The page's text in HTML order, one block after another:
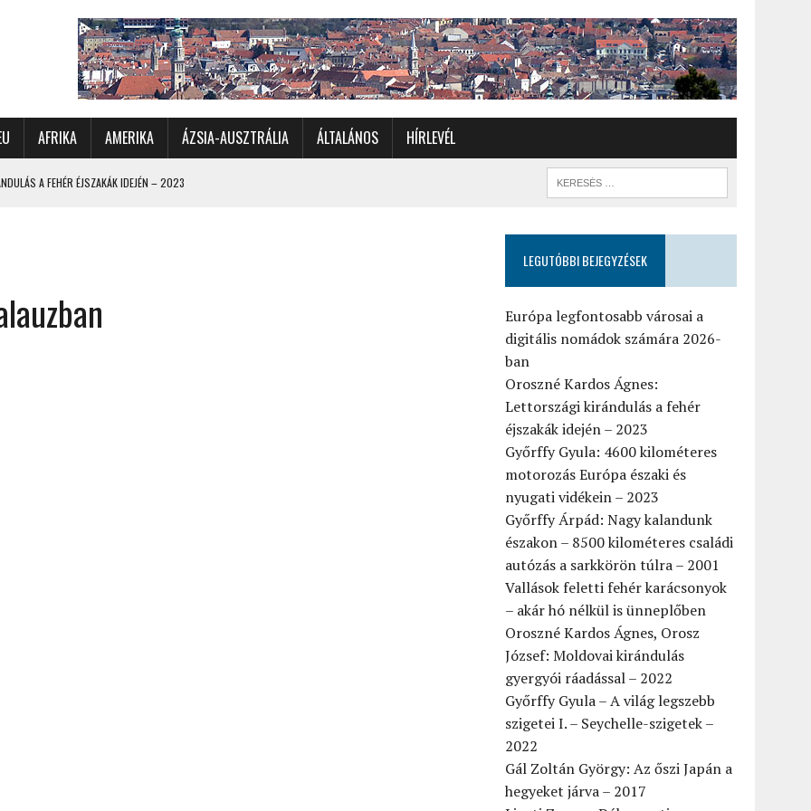
AFRIKA AMERIKA ÁZSIA-AUSZTRÁLIA ÁLTALÁNOS HÍRLEVÉL
EURÓPA ÉSZAKI ÉS NYUGATI VIDÉKEIN – 2023
GYERGYÓI RÁADÁSSAL – 2022
SZIGETEK – 2022
– 2017
SZLOVÉNIA, AUSZTRIA – 2021
ÉJSZAKÁK IDEJÉN – 2023
LEGUTÓBBI BEJEGYZÉSEK
Európa legfontosabb városai a
digitális nomádok számára 2026-
ban
Oroszné Kardos Ágnes:
Lettországi kirándulás a fehér
éjszakák idején – 2023
Győrffy Gyula: 4600 kilométeres
motorozás Európa északi és
nyugati vidékein – 2023
Győrffy Árpád: Nagy kalandunk
északon – 8500 kilométeres családi
autózás a sarkkörön túlra – 2001
Vallások feletti fehér karácsonyok
– akár hó nélkül is ünneplőben
Oroszné Kardos Ágnes, Orosz
József: Moldovai kirándulás
gyergyói ráadással – 2022
Győrffy Gyula – A világ legszebb
szigetei I. – Seychelle-szigetek –
2022
Gál Zoltán György: Az őszi Japán a
hegyeket járva – 2017